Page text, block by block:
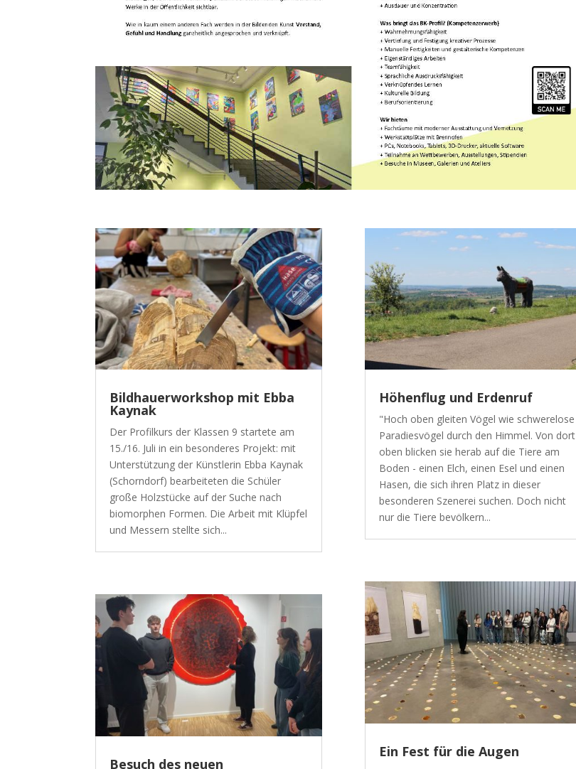
Bildhauerworkshop mit Ebba
Kaynak
Der Profilkurs der Klassen 9 startete am
15./16. Juli in ein besonderes Projekt: mit
Unterstützung der Künstlerin Ebba Kaynak
(Schorndorf) bearbeiteten die Schüler
große Holzstücke auf der Suche nach
biomorphen Formen. Die Arbeit mit Klüpfel
und Messern stellte sich...
Besuch des neuen
Höhenflug und Erdenruf
"Hoch oben gleiten Vögel wie schwerelose
Paradiesvögel durch den Himmel. Von dort
oben blicken sie herab auf die Tiere am
Boden - einen Elch, einen Esel und einen
Hasen, die sich ihren Platz in dieser
besonderen Szenerei suchen. Doch nicht
nur die Tiere bevölkern...
Ein Fest für die Augen